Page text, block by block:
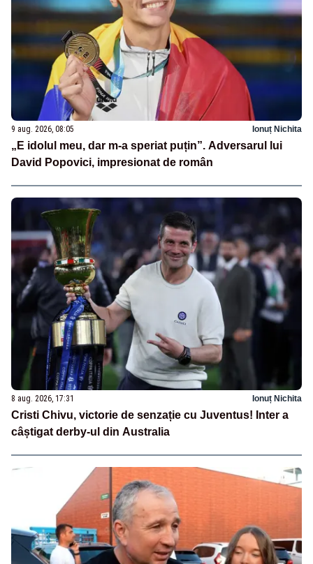
9 aug. 2026, 08:05 Ionuț Nichita
„E idolul meu, dar m-a speriat puțin”. Adversarul lui
David Popovici, impresionat de român
8 aug. 2026, 17:31 Ionuț Nichita
Cristi Chivu, victorie de senzație cu Juventus! Inter a
câștigat derby-ul din Australia